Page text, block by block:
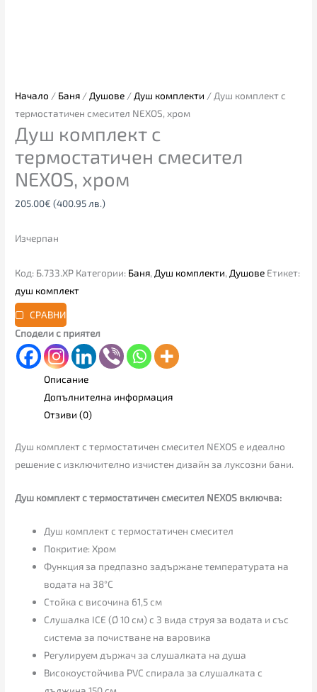
Начало / Баня / Душове / Душ комплекти / Душ комплект с
термостатичен смесител NEXOS, хром
Душ комплект с
термостатичен смесител
NEXOS, хром
205.00€ (400.95 лв.)
Изчерпан
Код: Б.733.ХР Категории: Баня, Душ комплекти, Душове Етикет:
душ комплект
СРАВНИ
Сподели с приятел
Описание
Допълнителна информация
Отзиви (0)
Душ комплект с термостатичен смесител NEXOS е идеално
решение с изключително изчистен дизайн за луксозни бани.
Душ комплект с термостатичен смесител NEXOS включва:
Душ комплект с термостатичен смесител
Покритие: Хром
Функция за предпазно задържане температурата на
водата на 38°С
Стойка с височина 61,5 см
Слушалка ICE (Ø 10 см) с 3 вида струя за водата и със
система за почистване на варовика
Регулируем държач за слушалката на душа
Високоустойчива РVС спирала за слушалката с